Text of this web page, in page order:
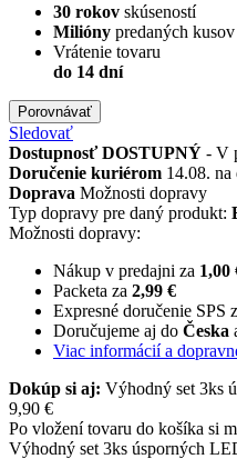
30 rokov skúseností
Milióny predaných kusov
Vrátenie tovaru
do 14 dní
Porovnávať
Sledovať
DostupnosťDOSTUPNÝ - V
Doručenie kuriérom 14.08. na
Doprava Možnosti dopravy
Typ dopravy pre daný produkt:
Možnosti dopravy:
Nákup v predajni za 1,00
Packeta za 2,99 €
Expresné doručenie SPS
Doručujeme aj do Česka
Viac informácií a
Dokúp si aj: Výhodný set 3ks
9,90 €
Po vložení tovaru do košíka si
Výhodný set 3ks úsporných